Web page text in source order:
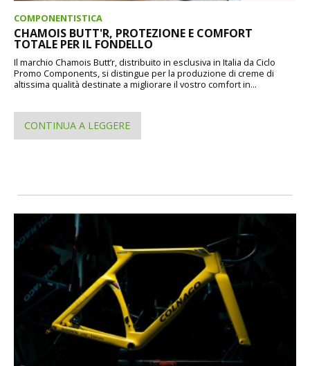
COMPONENTISTICA
CHAMOIS BUTT'R, PROTEZIONE E COMFORT
TOTALE PER IL FONDELLO
Il marchio Chamois Butt’r, distribuito in esclusiva in Italia da Ciclo
Promo Components, si distingue per la produzione di creme di
altissima qualità destinate a migliorare il vostro comfort in...
CONTINUA A LEGGERE